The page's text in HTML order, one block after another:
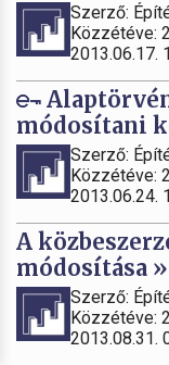
Szerző:
Közzétéve:
2013.06.17.
módosítani
Szerző:
Közzétéve:
2013.06.24.
A
módosítása »
Szerző:
Közzétéve:
2013.08.31.